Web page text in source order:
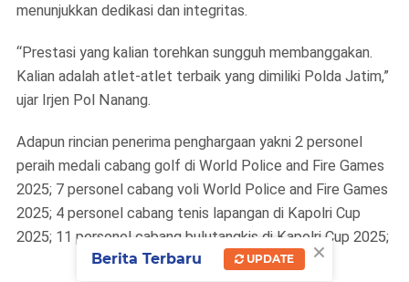
menunjukkan dedikasi dan integritas.
“Prestasi yang kalian torehkan sungguh membanggakan.
Kalian adalah atlet-atlet terbaik yang dimiliki Polda Jatim,”
ujar Irjen Pol Nanang.
Adapun rincian penerima penghargaan yakni 2 personel
peraih medali cabang golf di World Police and Fire Games
2025; 7 personel cabang voli World Police and Fire Games
2025; 4 personel cabang tenis lapangan di Kapolri Cup
2025; 11 personel cabang bulutangkis di Kapolri Cup 2025;
×
Berita Terbaru UPDATE